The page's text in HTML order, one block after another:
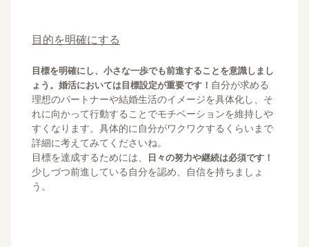
目的を明確にする
目標を明確にし、小さな一歩でも前進することを意識しまし
ょう。婚活においては目標設定が重要です！ 自分が求める
理想のパートナーや結婚生活のイメージを具体化し、そ
れに向かって行動することでモチベーションを維持しや
すくなります。具体的に自分がワクワクするくらいまで
詳細に考えてみてくださいね。
目標を達成するためには、
日々の努力や継続は必須です！
少しづつ前進している自分を認め、自信を持ちましょ
う。